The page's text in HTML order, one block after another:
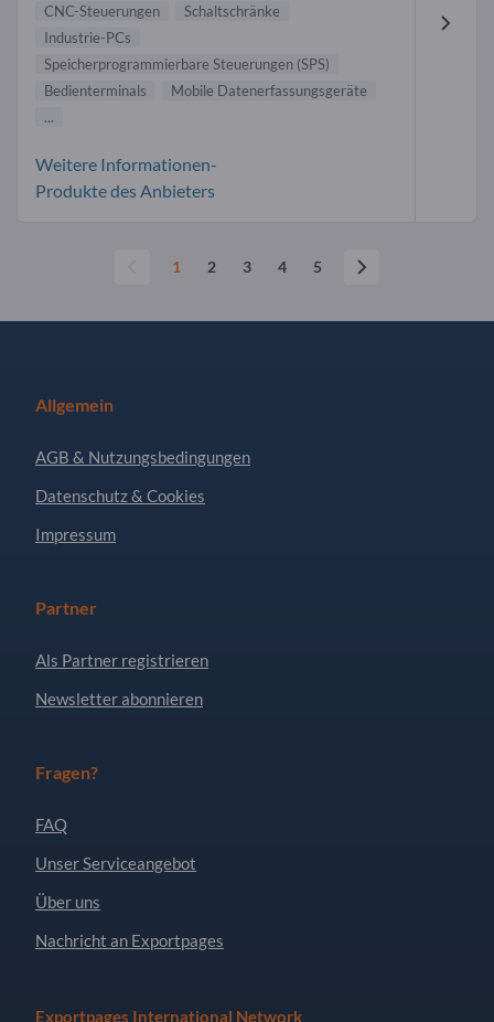
CNC-Steuerungen
Schaltschränke
Industrie-PCs
Speicherprogrammierbare Steuerungen (SPS)
Bedienterminals
Mobile Datenerfassungsgeräte
...
Weitere Informationen-
Produkte des Anbieters
1 2 3 4 5
Allgemein
AGB & Nutzungsbedingungen
Datenschutz & Cookies
Impressum
Partner
Als Partner registrieren
Newsletter abonnieren
Fragen?
FAQ
Unser Serviceangebot
Über uns
Nachricht an Exportpages
Exportpages International Network